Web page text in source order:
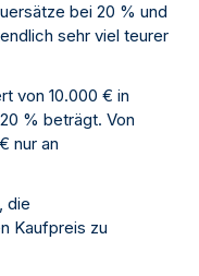
bei 20 % und
sehr viel teurer
von 10.000 € in
% beträgt. Von
nur an
die
Kaufpreis zu